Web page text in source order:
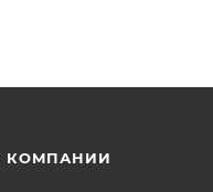
КОМПАНИИ